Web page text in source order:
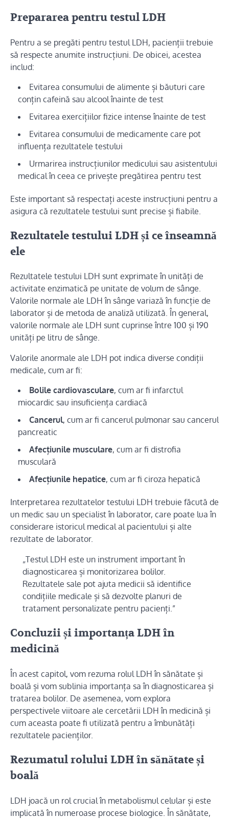
Prepararea pentru testul LDH
Pentru a se pregăti pentru testul LDH, pacienții trebuie
să respecte anumite instrucțiuni. De obicei, acestea
includ:
Evitarea consumului de alimente și băuturi care
conțin cafeină sau alcool înainte de test
Evitarea exercițiilor fizice intense înainte de test
Evitarea consumului de medicamente care pot
influența rezultatele testului
Urmarirea instrucțiunilor medicului sau asistentului
medical în ceea ce privește pregătirea pentru test
Este important să respectați aceste instrucțiuni pentru a
asigura că rezultatele testului sunt precise și fiabile.
Rezultatele testului LDH și ce înseamnă
ele
Rezultatele testului LDH sunt exprimate în unități de
activitate enzimatică pe unitate de volum de sânge.
Valorile normale ale LDH în sânge variază în funcție de
laborator și de metoda de analiză utilizată. În general,
valorile normale ale LDH sunt cuprinse între 100 și 190
unități pe litru de sânge.
Valorile anormale ale LDH pot indica diverse condiții
medicale, cum ar fi:
Bolile cardiovasculare, cum ar fi infarctul
miocardic sau insuficiența cardiacă
Cancerul, cum ar fi cancerul pulmonar sau cancerul
pancreatic
Afecțiunile musculare, cum ar fi distrofia
musculară
Afecțiunile hepatice, cum ar fi ciroza hepatică
Interpretarea rezultatelor testului LDH trebuie făcută de
un medic sau un specialist în laborator, care poate lua în
considerare istoricul medical al pacientului și alte
rezultate de laborator.
„Testul LDH este un instrument important în
diagnosticarea și monitorizarea bolilor.
Rezultatele sale pot ajuta medicii să identifice
condițiile medicale și să dezvolte planuri de
tratament personalizate pentru pacienți.”
Concluzii și importanța LDH în
medicină
În acest capitol, vom rezuma rolul LDH în sănătate și
boală și vom sublinia importanța sa în diagnosticarea și
tratarea bolilor. De asemenea, vom explora
perspectivele viitoare ale cercetării LDH în medicină și
cum aceasta poate fi utilizată pentru a îmbunătăți
rezultatele pacienților.
Rezumatul rolului LDH în sănătate și
boală
LDH joacă un rol crucial în metabolismul celular și este
implicată în numeroase procese biologice. În sănătate,